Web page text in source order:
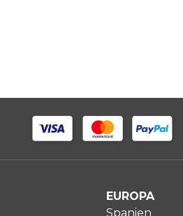
EUROPA
Spanien